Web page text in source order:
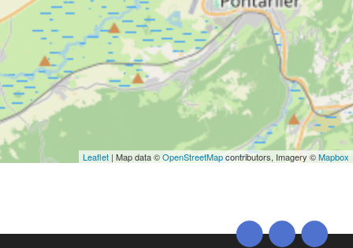
Leaflet | Map data ©OpenStreetMapcontributors, Imagery ©Mapbox